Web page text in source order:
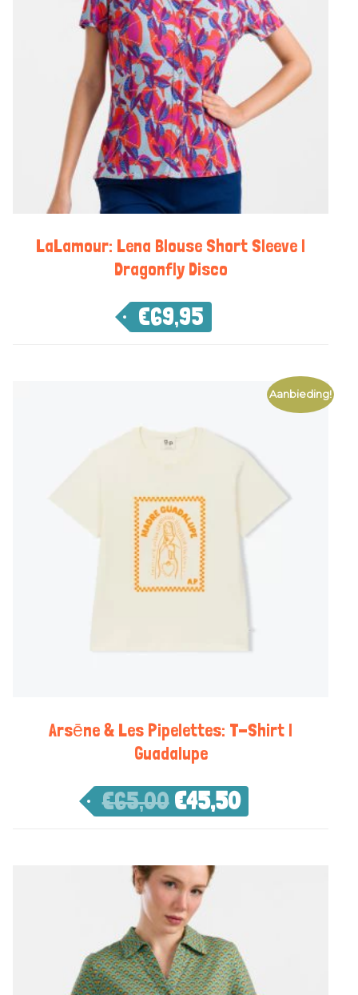
LaLamour: Lena Blouse Short Sleeve |
Dragonfly Disco
€69,95
Aanbieding!
Arsēne & Les Pipelettes: T-Shirt |
Guadalupe
€65,00 €45,50